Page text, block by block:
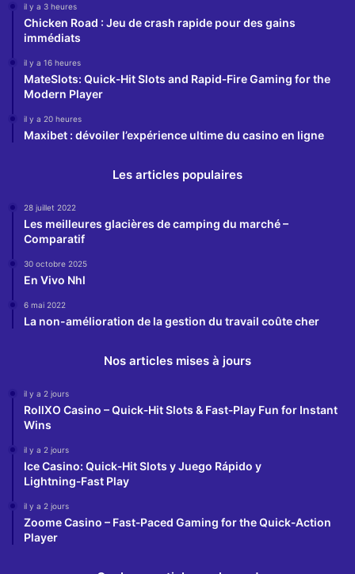
il y a 3 heures
Chicken Road : Jeu de crash rapide pour des gains
immédiats
il y a 16 heures
MateSlots: Quick‑Hit Slots and Rapid‑Fire Gaming for the
Modern Player
il y a 20 heures
Maxibet : dévoiler l’expérience ultime du casino en ligne
Les articles populaires
28 juillet 2022
Les meilleures glacières de camping du marché –
Comparatif
30 octobre 2025
En Vivo Nhl
6 mai 2022
La non-amélioration de la gestion du travail coûte cher
Nos articles mises à jours
il y a 2 jours
RollXO Casino – Quick‑Hit Slots & Fast‑Play Fun for Instant
Wins
il y a 2 jours
Ice Casino: Quick‑Hit Slots y Juego Rápido y
Lightning‑Fast Play
il y a 2 jours
Zoome Casino – Fast‑Paced Gaming for the Quick‑Action
Player